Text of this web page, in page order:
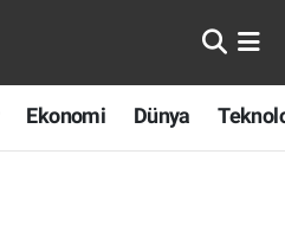
Ekonomi Dünya